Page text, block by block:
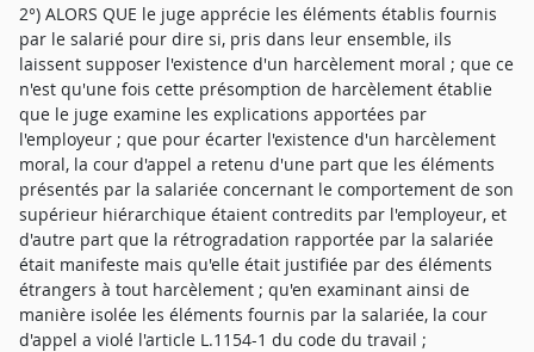
2°) ALORS QUE le juge apprécie les éléments établis fournis
par le salarié pour dire si, pris dans leur ensemble, ils
laissent supposer l'existence d'un harcèlement moral ; que ce
n'est qu'une fois cette présomption de harcèlement établie
que le juge examine les explications apportées par
l'employeur ; que pour écarter l'existence d'un harcèlement
moral, la cour d'appel a retenu d'une part que les éléments
présentés par la salariée concernant le comportement de son
supérieur hiérarchique étaient contredits par l'employeur, et
d'autre part que la rétrogradation rapportée par la salariée
était manifeste mais qu'elle était justifiée par des éléments
étrangers à tout harcèlement ; qu'en examinant ainsi de
manière isolée les éléments fournis par la salariée, la cour
d'appel a violé l'article L.1154-1 du code du travail ;